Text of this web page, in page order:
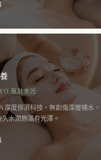
無針水光
深度保濕科技，無創傷深層補水
水潤飽滿有光澤。